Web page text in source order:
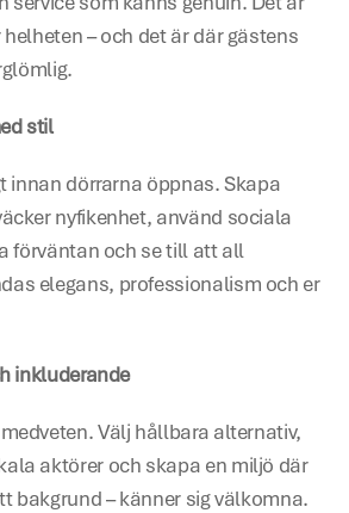
– och det är där gästens
stil
innan dörrarna öppnas. Skapa
nyfikenhet, använd sociala
förväntan och se till att all
elegans, professionalism och er
inkluderande
Välj hållbara alternativ,
aktörer och skapa en miljö där
bakgrund – känner sig välkomna.